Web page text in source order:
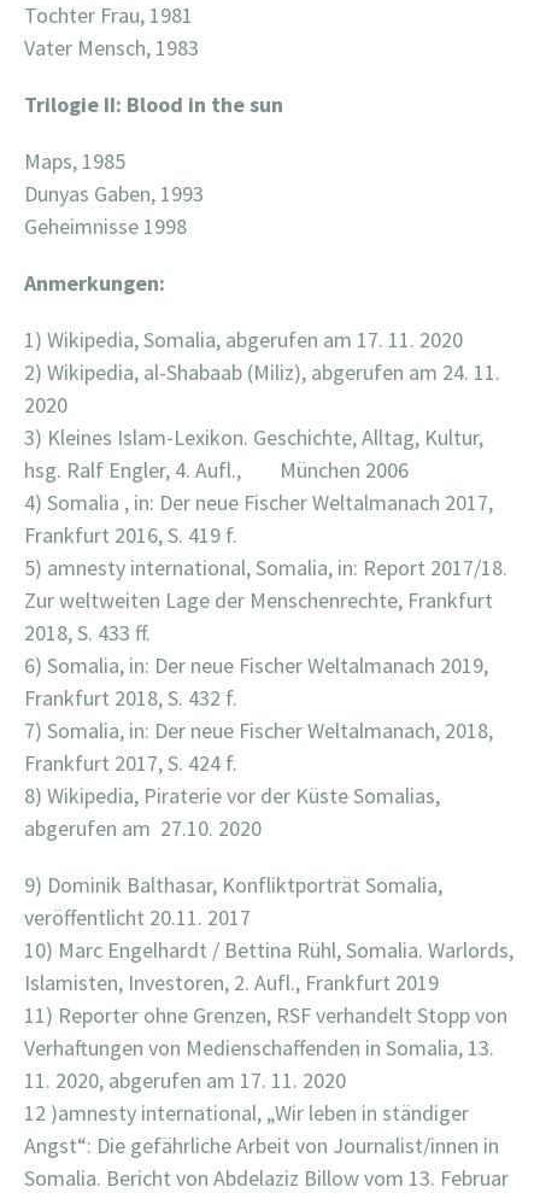
Tochter Frau, 1981
Vater Mensch, 1983
Trilogie II: Blood in the sun
Maps, 1985
Dunyas Gaben, 1993
Geheimnisse 1998
Anmerkungen:
1) Wikipedia, Somalia, abgerufen am 17. 11. 2020
2) Wikipedia, al-Shabaab (Miliz), abgerufen am 24. 11.
2020
3) Kleines Islam-Lexikon. Geschichte, Alltag, Kultur,
hsg. Ralf Engler, 4. Aufl., München 2006
4) Somalia , in: Der neue Fischer Weltalmanach 2017,
Frankfurt 2016, S. 419 f.
5) amnesty international, Somalia, in: Report 2017/18.
Zur weltweiten Lage der Menschenrechte, Frankfurt
2018, S. 433 ff.
6) Somalia, in: Der neue Fischer Weltalmanach 2019,
Frankfurt 2018, S. 432 f.
7) Somalia, in: Der neue Fischer Weltalmanach, 2018,
Frankfurt 2017, S. 424 f.
8) Wikipedia, Piraterie vor der Küste Somalias,
abgerufen am 27.10. 2020
9) Dominik Balthasar, Konfliktporträt Somalia,
veröffentlicht 20.11. 2017
10) Marc Engelhardt / Bettina Rühl, Somalia. Warlords,
Islamisten, Investoren, 2. Aufl., Frankfurt 2019
11) Reporter ohne Grenzen, RSF verhandelt Stopp von
Verhaftungen von Medienschaffenden in Somalia, 13.
11. 2020, abgerufen am 17. 11. 2020
12 )amnesty international, „Wir leben in ständiger
Angst“: Die gefährliche Arbeit von Journalist/innen in
Somalia. Bericht von Abdelaziz Billow vom 13. Februar